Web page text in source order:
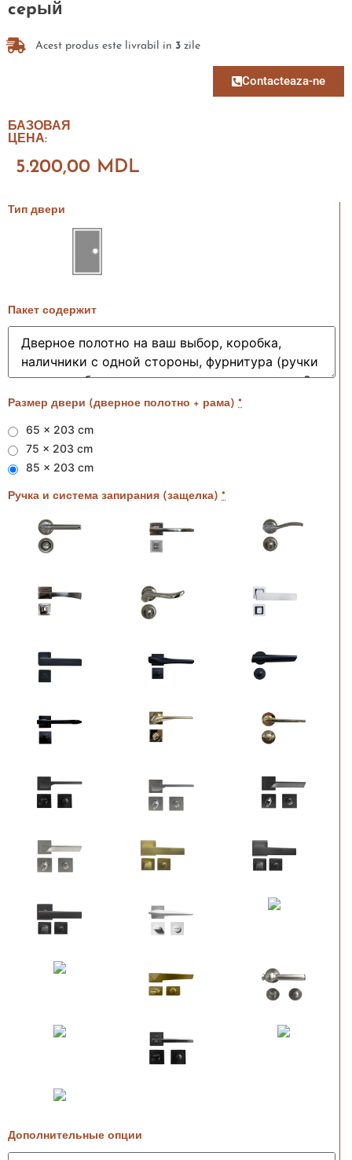
cepый
Acest produs este livrabil in 3 zile
Contacteaza-ne
БАЗОВАЯ
ЦЕНА:
5.200,00 MDL
Тип двери
Пакет содержит
Размер двери (дверное полотно + рама) *
65 x 203 cm
75 x 203 cm
85 x 203 cm
Ручка и система запирания (защелка) *
Дополнительные опции